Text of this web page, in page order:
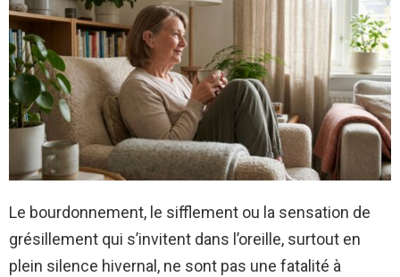
Le bourdonnement, le sifflement ou la sensation de
grésillement qui s’invitent dans l’oreille, surtout en
plein silence hivernal, ne sont pas une fatalité à